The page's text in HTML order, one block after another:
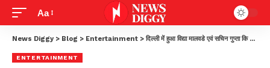
Aa
News Diggy > Blog > Entertainment > दिल्ली में हुआ विद्या मालवडे एवं सचिन गुप्ता कि फिल्म ‘महामृत्युंजय’ का प्रमोशन
ENTERTAINMENT